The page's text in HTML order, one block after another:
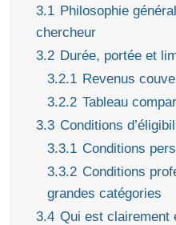
3.1 Philosophie
chercheur
3.2 Durée, portée et
3.2.1 Revenus
3.2.2 Tableau
3.3 Conditions
3.3.1 Conditions
3.3.2 Conditions
grandes catégories
3.4 Qui est clairement